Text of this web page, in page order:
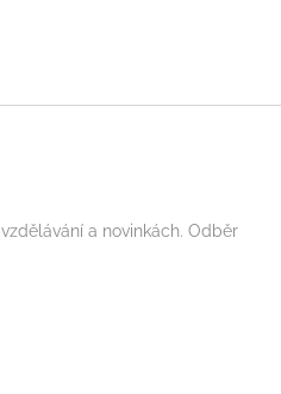
a novinkách. Odběr